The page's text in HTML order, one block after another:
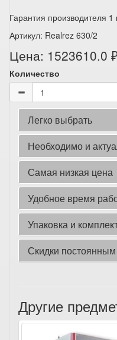
Гарантия производителя 1
Артикул: Realrez 630/2
Цена: 1523610.0
Количество
Легко выбрать
Необходимо и
Самая низкая цена
Удобное время
Упаковка и
Скидки
Другие